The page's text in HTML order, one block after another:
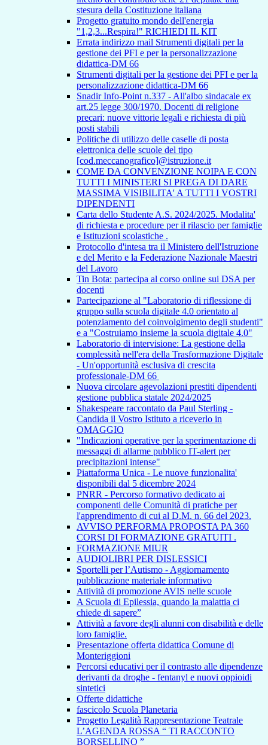
stesura della Costituzione italiana
Progetto gratuito mondo dell'energia
"1,2,3...Respira!" RICHIEDI IL KIT
Errata indirizzo mail Strumenti digitali per la
gestione dei PFI e per la personalizzazione
didattica-DM 66
Strumenti digitali per la gestione dei PFI e per la
personalizzazione didattica-DM 66
Snadir Info-Point n.337 - All'albo sindacale ex
art.25 legge 300/1970. Docenti di religione
precari: nuove vittorie legali e richiesta di più
posti stabili
Politiche di utilizzo delle caselle di posta
elettronica delle scuole del tipo
[cod.meccanografico]@istruzione.it
COME DA CONVENZIONE NOIPA E CON
TUTTI I MINISTERI SI PREGA DI DARE
MASSIMA VISIBILITA' A TUTTI I VOSTRI
DIPENDENTI
Carta dello Studente A.S. 2024/2025. Modalita'
di richiesta e procedure per il rilascio per famiglie
e Istituzioni scolastiche .
Protocollo d'intesa tra il Ministero dell'Istruzione
e del Merito e la Federazione Nazionale Maestri
del Lavoro
Tin Bota: partecipa al corso online sui DSA per
docenti
Partecipazione al "Laboratorio di riflessione di
gruppo sulla scuola digitale 4.0 orientato al
potenziamento del coinvolgimento degli studenti"
e a "Costruiamo insieme la scuola digitale 4.0"
Laboratorio di intervisione: La gestione della
complessità nell'era della Trasformazione Digitale
- Un'opportunità esclusiva di crescita
professionale-DM 66
Nuova circolare agevolazioni prestiti dipendenti
gestione pubblica statale 2024/2025
Shakespeare raccontato da Paul Sterling -
Candida il Vostro Istituto a riceverlo in
OMAGGIO
"Indicazioni operative per la sperimentazione di
messaggi di allarme pubblico IT-alert per
precipitazioni intense"
Piattaforma Unica - Le nuove funzionalita'
disponibili dal 5 dicembre 2024
PNRR - Percorso formativo dedicato ai
componenti delle Comunità di pratiche per
l'apprendimento di cui al D.M. n. 66 del 2023.
AVVISO PERFORMA PROPOSTA PA 360
CORSI DI FORMAZIONE GRATUITI .
FORMAZIONE MIUR
AUDIOLIBRI PER DISLESSICI
Sportelli per l’Autismo - Aggiornamento
pubblicazione materiale informativo
Attività di promozione AVIS nelle scuole
A Scuola di Epilessia, quando la malattia ci
chiede di sapere”
Attività a favore degli alunni con disabilità e delle
loro famiglie.
Presentazione offerta didattica Comune di
Monteriggioni
Percorsi educativi per il contrasto alle dipendenze
derivanti da droghe - fentanyl e nuovi oppioidi
sintetici
Offerte didattiche
fascicolo Scuola Planetaria
Progetto Legalità Rappresentazione Teatrale
L’AGENDA ROSSA “ TI RACCONTO
BORSELLINO ”